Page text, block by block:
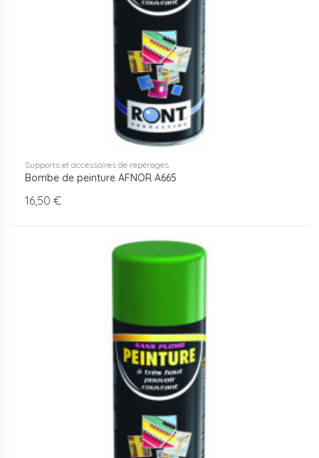
Supports et accessoires de repérages
Bombe de peinture AFNOR A665
16,50 €